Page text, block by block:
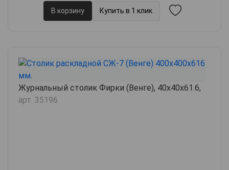
В корзину Купить в 1 клик
Журнальный столик Фирки (Венге), 40х40х61.6,
арт. 35196